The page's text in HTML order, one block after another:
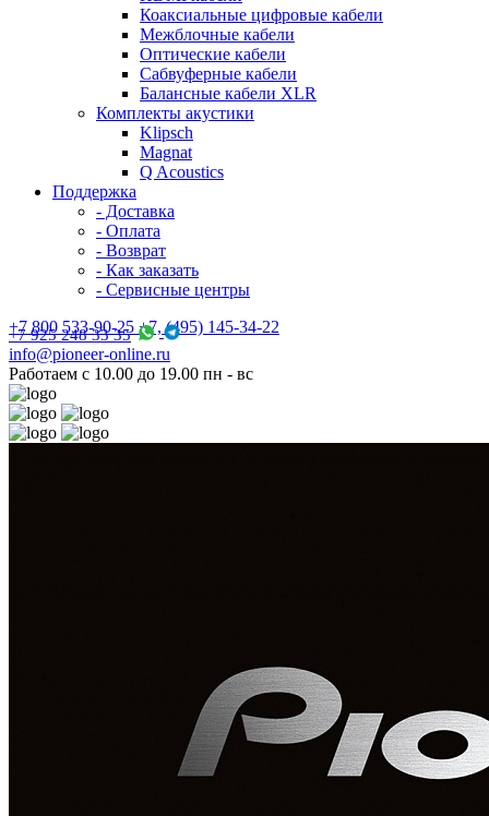
Коаксиальные цифровые кабели
Межблочные кабели
Оптические кабели
Сабвуферные кабели
Балансные кабели XLR
Комплекты акустики
Klipsch
Magnat
Q Acoustics
Поддержка
- Доставка
- Оплата
- Возврат
- Как заказать
- Сервисные центры
+7 800 533-90-25 +7, (495) 145-34-22
+7 925 248 33 35
info@pioneer-online.ru
Работаем с 10.00 до 19.00 пн - вс